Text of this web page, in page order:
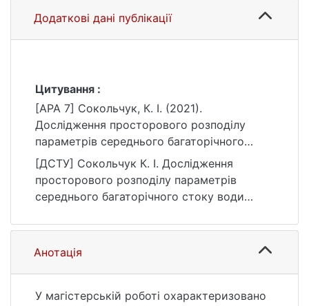
Додаткові дані публікації
Цитування :
[APA 7] Сокольчук, К. І. (2021).
Дослідження просторового розподілу
параметрів середнього багаторічного
стоку води річок басейну Прип'яті в
межах України [Магістерська робота,
Київський національний університет імені
Тараса Шевченка]. eKNUTSHIR.
https://ir.library.knu.ua/handle/123456789/10
[ДСТУ] Сокольчук К. І. Дослідження
просторового розподілу параметрів
середнього багаторічного стоку води
кваліфікаційна робота магістра : 10
Природничі науки / наук. кер. О. О.
Почаєвець. Київ, 2021. 74 с. URL:
64 (дата звернення: 25.07.2026).
Анотація
У магістерській роботі охарактеризовано